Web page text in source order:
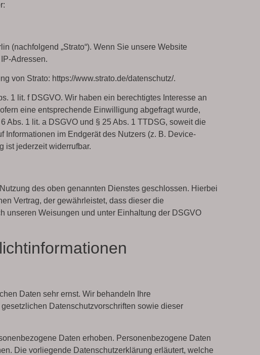
(nachfolgend „Strato“). Wenn Sie unsere Website
Adressen.
von Strato: https://www.strato.de/datenschutz/.
1 lit. f DSGVO. Wir haben ein berechtigtes Interesse an
eine entsprechende Einwilligung abgefragt wurde,
Abs. 1 lit. a DSGVO und § 25 Abs. 1 TTDSG, soweit die
im Endgerät des Nutzers (z. B. Device-
ist jederzeit widerrufbar.
des oben genannten Dienstes geschlossen. Hierbei
Vertrag, der gewährleistet, dass dieser die
unseren Weisungen und unter Einhaltung der DSGVO
Daten sehr ernst. Wir behandeln Ihre
Datenschutzvorschriften sowie dieser
Daten erhoben. Personenbezogene Daten
Die vorliegende Datenschutzerklärung erläutert, welche